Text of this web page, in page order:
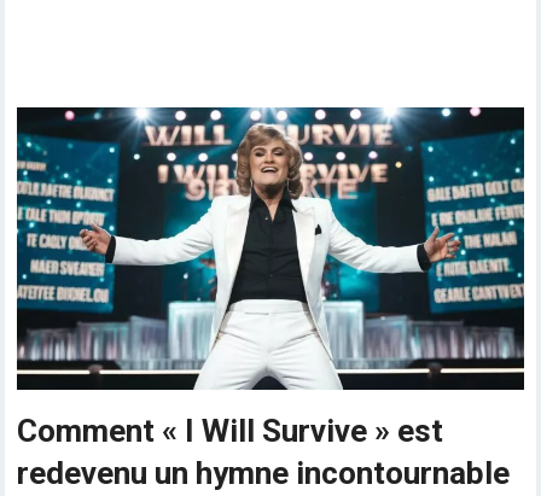
Comment « I Will Survive » est
redevenu un hymne incontournable